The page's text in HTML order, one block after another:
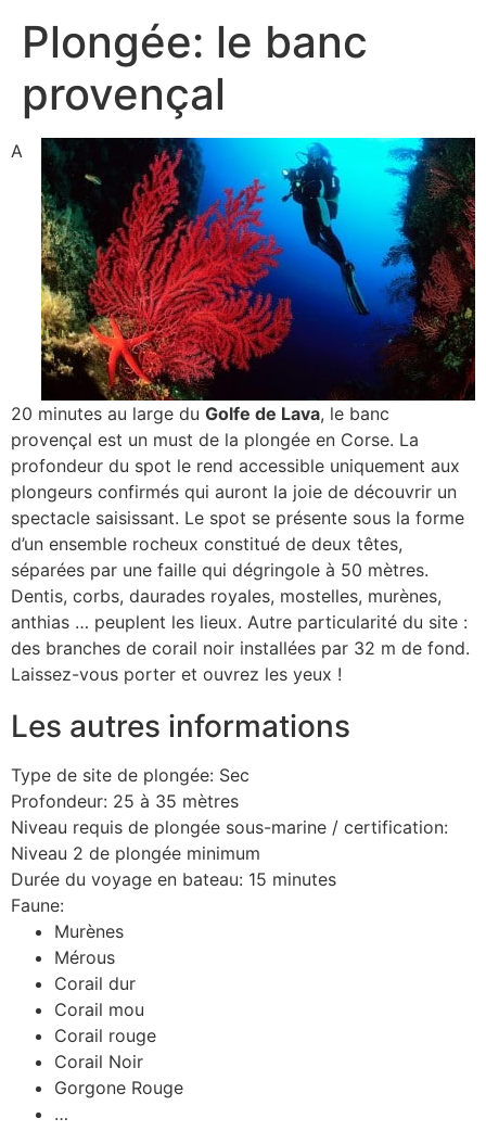
Plongée: le banc
provençal
A
20 minutes au large du Golfe de Lava, le banc
provençal est un must de la plongée en Corse. La
profondeur du spot le rend accessible uniquement aux
plongeurs confirmés qui auront la joie de découvrir un
spectacle saisissant. Le spot se présente sous la forme
d’un ensemble rocheux constitué de deux têtes,
séparées par une faille qui dégringole à 50 mètres.
Dentis, corbs, daurades royales, mostelles, murènes,
anthias … peuplent les lieux. Autre particularité du site :
des branches de corail noir installées par 32 m de fond.
Laissez-vous porter et ouvrez les yeux !
Les autres informations
Type de site de plongée: Sec
Profondeur: 25 à 35 mètres
Niveau requis de plongée sous-marine / certification:
Niveau 2 de plongée minimum
Durée du voyage en bateau: 15 minutes
Faune:
Murènes
Mérous
Corail dur
Corail mou
Corail rouge
Corail Noir
Gorgone Rouge
…